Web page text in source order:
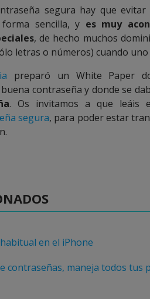
segura hay que
sencilla, y es muy
, de hecho muchos
letras o números) cuando
preparó un White Paper
contraseña y donde se
. Os invitamos a que leáis
segura, para poder estar
en el iPhone
contraseñas, maneja todos tus